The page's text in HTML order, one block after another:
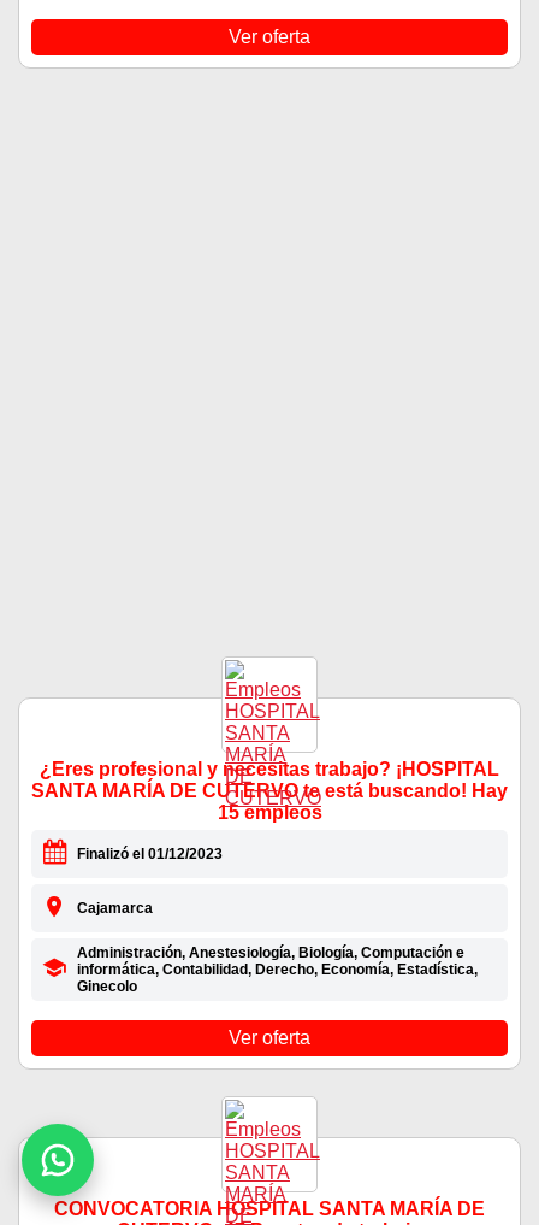
Ver oferta
¿Eres profesional y necesitas trabajo? ¡HOSPITAL
SANTA MARÍA DE CUTERVO te está buscando! Hay
15 empleos
Finalizó el 01/12/2023
Cajamarca
Administración, Anestesiología, Biología, Computación e
informática, Contabilidad, Derecho, Economía, Estadística,
Ginecolo
Ver oferta
CONVOCATORIA HOSPITAL SANTA MARÍA DE